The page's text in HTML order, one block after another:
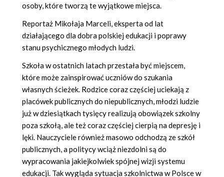
osoby, które tworzą te wyjątkowe miejsca.
Reportaż Mikołaja Marceli, eksperta od lat
działającego dla dobra polskiej edukacji i poprawy
stanu psychicznego młodych ludzi.
Szkoła w ostatnich latach przestała być miejscem,
które może zainspirować uczniów do szukania
własnych ścieżek. Rodzice coraz częściej uciekają z
placówek publicznych do niepublicznych, młodzi ludzie
już w dziesiątkach tysięcy realizują obowiązek szkolny
poza szkołą, ale też coraz częściej cierpią na depresję i
lęki. Nauczyciele również masowo odchodzą ze szkół
publicznych, a politycy wciąż niezdolni są do
wypracowania jakiejkolwiek spójnej wizji systemu
edukacji. Tak wygląda sytuacja szkolnictwa w Polsce w